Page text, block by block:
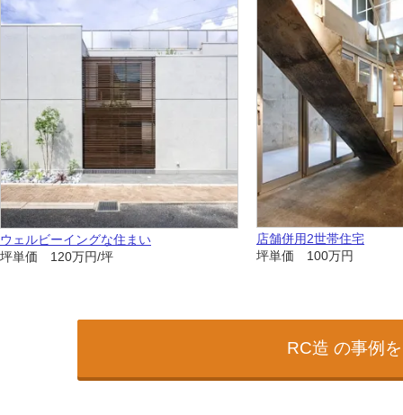
ウェルビーイングな住まい
坪単価 120万円/坪
店舗併用2世帯住宅
坪単価 100万円
RC造 の事例